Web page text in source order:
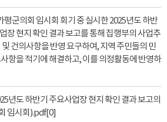
평군의회 임시회 회기 중 실시한 2025년도 하반
장 현지 확인 결과 보고를 통해 집행부의 사업추
및 건의사항을 반영 요구하여, 지역 주민들의 민
항을 적기에 해결하고, 이를 의정활동에 반영하
년도 하반기 주요사업장 현지 확인 결과 보고의
임시회).pdf[0]